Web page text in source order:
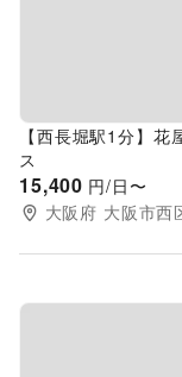
【西長堀駅1分】
ス
15,400 円/日〜
大阪府 大阪市西